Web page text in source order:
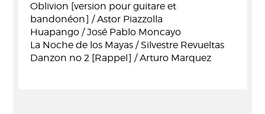
Oblivion [version pour guitare et
bandonéon] / Astor Piazzolla
Huapango / José Pablo Moncayo
La Noche de los Mayas / Silvestre Revueltas
Danzon no 2 [Rappel] / Arturo Marquez